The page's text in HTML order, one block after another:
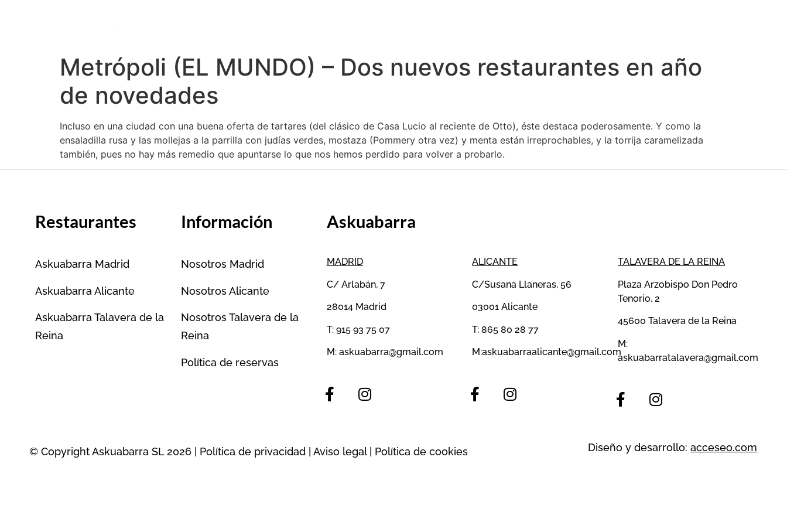
Metrópoli (EL MUNDO) – Dos nuevos restaurantes en año
de novedades
Incluso en una ciudad con una buena oferta de tartares (del clásico de Casa Lucio al reciente de Otto), éste destaca poderosamente. Y como la
ensaladilla rusa y las mollejas a la parrilla con judías verdes, mostaza (Pommery otra vez) y menta están irreprochables, y la torrija caramelizada
también, pues no hay más remedio que apuntarse lo que nos hemos perdido para volver a probarlo.
Restaurantes Información Askuabarra
Askuabarra Madrid
Askuabarra Alicante
Askuabarra Talavera de la
Reina
Nosotros Madrid
Nosotros Alicante
Nosotros Talavera de la
Reina
Política de reservas
MADRID
C/ Arlabán, 7
28014 Madrid
T: 915 93 75 07
M: askuabarra@gmail.com
ALICANTE
C/Susana Llaneras, 56
03001 Alicante
T:865 80 28 77
M:askuabarraalicante@gmail.com
TALAVERA DE LA REINA
Plaza Arzobispo Don Pedro
Tenorio, 2
45600 Talavera de la Reina
M:
askuabarratalavera@gmail.com
© Copyright Askuabarra SL 2026 | Política de privacidad Aviso legal| Política de cookies Diseño y desarrollo:acceseo.com